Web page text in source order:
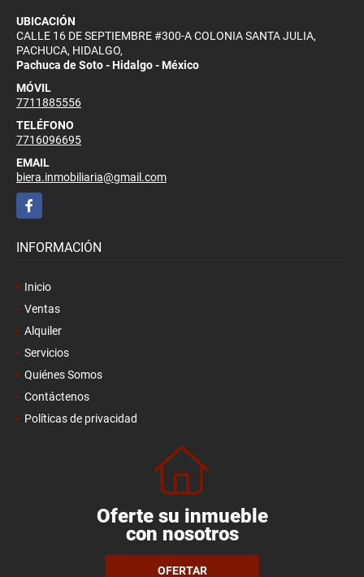
UBICACIÓN
CALLE 16 DE SEPTIEMBRE #300-A COLONIA SANTA JULIA,
PACHUCA, HIDALGO,
Pachuca de Soto - Hidalgo - México
MÓVIL
7711885556
TELÉFONO
7716096695
EMAIL
biera.inmobiliaria@gmail.com
Facebook
INFORMACIÓN
Inicio
Ventas
Alquiler
Servicios
Quiénes Somos
Contáctenos
Políticas de privacidad
Oferte su inmueble
con nosotros
OFERTAR